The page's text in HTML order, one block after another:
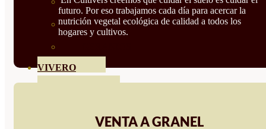
ROSALES
VIVERO
futuro. Por eso trabajamos cada día para acercar la
nutrición vegetal ecológica de calidad a todos los
hogares y cultivos.
VENTA A GRANEL